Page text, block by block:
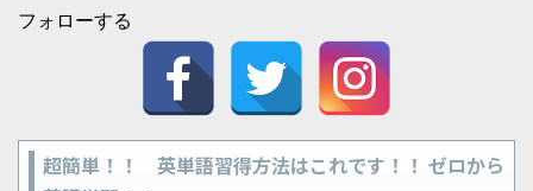
フォローする
超簡単！！ 英単語習得方法はこれです！！ ゼロから